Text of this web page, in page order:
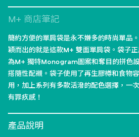
M+ 商店筆記
簡約方便的單肩袋是永不嫌多的時尚單品
穎而出的就是這款M+ 雙面單肩袋。袋子
為M+ 獨特Monogram圖案和奪目的拼色
搭隨性配襯。袋子使用了再生膠樽和食物
用，加上系列有多款活潑的配色選擇，一
有罪疚感！
產品說明